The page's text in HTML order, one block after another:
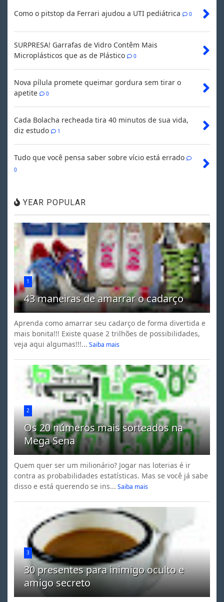
Como o pitstop da Ferrari ajudou a UTI pediátrica 0
SURPRESA! Garrafas de Vidro Contêm Mais
Microplásticos que as de Plástico
0
Nova pílula promete queimar gordura sem tirar o
apetite
0
Cada Bolacha recheada tira 40 minutos de sua vida,
diz estudo
1
Tudo que você pensa saber sobre vício está errado
0
YEAR POPULAR
1
43 maneiras de amarrar o cadarço
Aprenda como amarrar seu cadarço de forma divertida e
mais bonita!!! Existe quase 2 trilhões de possibilidades,
veja aqui algumas!!!... Saiba mais
2
Os 20 números mais sorteados na
Mega Sena
Quem quer ser um milionário? Jogar nas loterias é ir
contra as probabilidades estatísticas. Mas se você já sabe
disso e está querendo se ins... Saiba mais
3
30 presentes para inimigo oculto e
amigo secreto